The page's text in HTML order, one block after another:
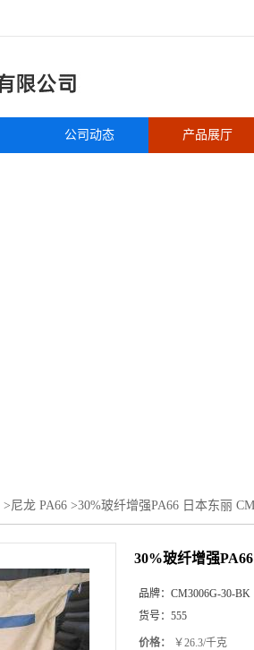
公司动态 产品展厅
>尼龙 PA66 >30%玻纤增强PA66 日本东丽
30%玻纤增强
品牌： CM3006G-30-BK
货号： 555
价格： ￥26.3/千克